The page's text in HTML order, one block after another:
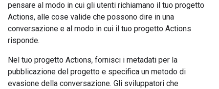
pensare al modo in cui gli utenti richiamano il tuo progetto
Actions, alle cose valide che possono dire in una
conversazione e al modo in cui il tuo progetto Actions
risponde.
Nel tuo progetto Actions, fornisci i metadati per la
pubblicazione del progetto e specifica un metodo di
evasione della conversazione. Gli sviluppatori che